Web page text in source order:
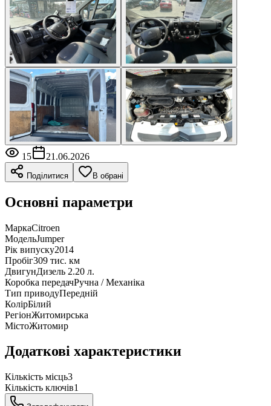
15 21.06.2026
Поділитися В обрані
Основні параметри
МаркаCitroen
МодельJumper
Рік випуску2014
Пробіг309 тис. км
ДвигунДизель 2.20 л.
Коробка передачРучна / Механіка
Тип приводуПередній
КолірБілий
РегіонЖитомирська
МістоЖитомир
Додаткові характеристики
Кількість місць3
Кількість ключів1